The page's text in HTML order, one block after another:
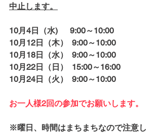
中止します。
10月4日（水)　  9:00～10:00
10月12日（木）  9:00～10:00
10月18日（水）  9:00～10:00
10月22日（日）  15:00～16:00
10月24日（火）  9:00～10:00
お一人様2回の参加でお願いします。
※曜日、時間はまちまちなので注意し